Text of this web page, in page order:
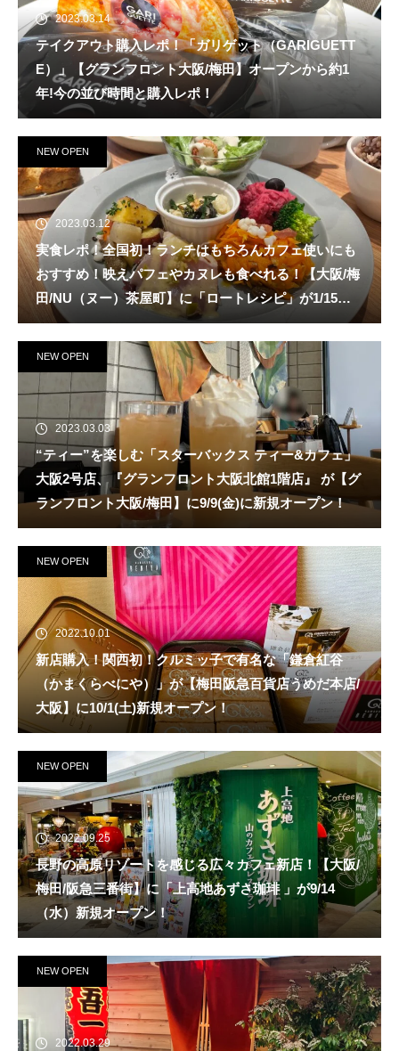
2023.03.14
テイクアウト購入レポ！「ガリゲット（GARIGUETT
E）」【グランフロント大阪/梅田】オープンから約1
年!今の並び時間と購入レポ！
NEW OPEN
2023.03.12
実食レポ！全国初！ランチはもちろんカフェ使いにも
おすすめ！映えパフェやカヌレも食べれる！【大阪/梅
田/NU（ヌー）茶屋町】に「ロートレシピ」が1/15
（日）新規オープン！
NEW OPEN
2023.03.03
“ティー”を楽しむ「スターバックス ティー&カフェ」
大阪2号店、『グランフロント大阪北館1階店』 が【グ
ランフロント大阪/梅田】に9/9(金)に新規オープン！
NEW OPEN
2022.10.01
新店購入！関西初！クルミッ子で有名な「鎌倉紅谷
（かまくらべにや）」が【梅田阪急百貨店うめだ本店/
大阪】に10/1(土)新規オープン！
NEW OPEN
2022.09.25
長野の高原リゾートを感じる広々カフェ新店！【大阪/
梅田/阪急三番街】に「上高地あずさ珈琲 」が9/14
（水）新規オープン！
NEW OPEN
2022.03.29